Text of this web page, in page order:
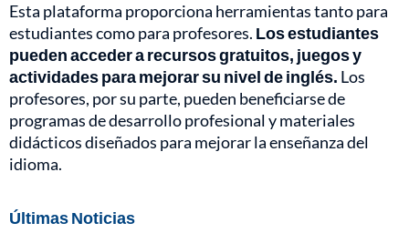
Esta plataforma proporciona herramientas tanto para
estudiantes como para profesores. Los estudiantes
pueden acceder a recursos gratuitos, juegos y
actividades para mejorar su nivel de inglés. Los
profesores, por su parte, pueden beneficiarse de
programas de desarrollo profesional y materiales
didácticos diseñados para mejorar la enseñanza del
idioma.
Últimas Noticias